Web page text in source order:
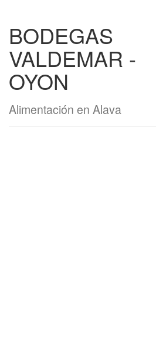
BODEGAS
VALDEMAR -
OYON
Alimentación en Alava